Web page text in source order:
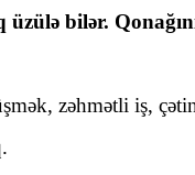
bilər.
zəhmətli iş,